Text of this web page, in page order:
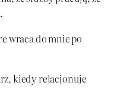
wraca do mnie po
kiedy relacjonuje